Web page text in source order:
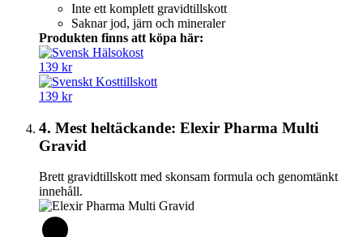
Inte ett komplett gravidtillskott
Saknar jod, järn och mineraler
Produkten finns att köpa här:
139 kr
139 kr
4. Mest heltäckande: Elexir Pharma Multi
Gravid
Brett gravidtillskott med skonsam formula och genomtänkt
innehåll.